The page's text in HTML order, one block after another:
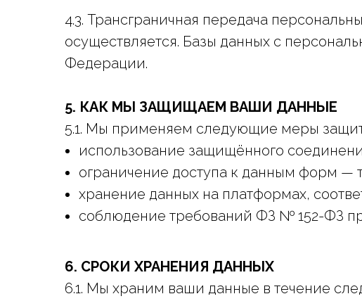
4.3. Трансграничная передача
осуществляется. Базы данных с
Федерации.
5. КАК МЫ ЗАЩИЩАЕМ ВАШИ ДАННЫЕ
5.1. Мы применяем следующие меры
использование защищённого
ограничение доступа к данным форм —
хранение данных на платформах,
соблюдение требований ФЗ № 152-ФЗ
6. СРОКИ ХРАНЕНИЯ ДАННЫХ
6.1. Мы храним ваши данные в течение